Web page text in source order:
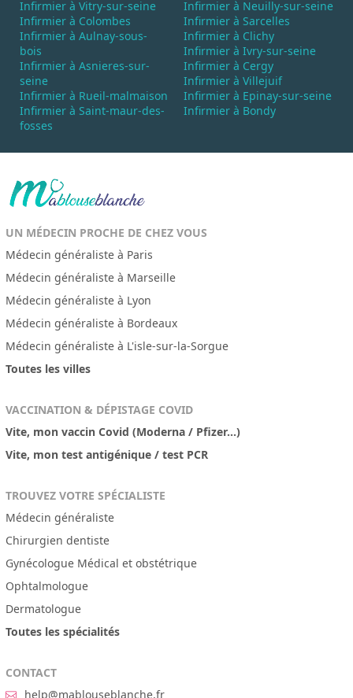
Infirmier à Vitry-sur-seine
Infirmier à Colombes
Infirmier à Aulnay-sous-
bois
Infirmier à Asnieres-sur-
seine
Infirmier à Rueil-malmaison
Infirmier à Saint-maur-des-
fosses
Infirmier à Neuilly-sur-seine
Infirmier à Sarcelles
Infirmier à Clichy
Infirmier à Ivry-sur-seine
Infirmier à Cergy
Infirmier à Villejuif
Infirmier à Epinay-sur-seine
Infirmier à Bondy
UN MÉDECIN PROCHE DE CHEZ VOUS
Médecin généraliste à Paris
Médecin généraliste à Marseille
Médecin généraliste à Lyon
Médecin généraliste à Bordeaux
Médecin généraliste à L'isle-sur-la-Sorgue
Toutes les villes
VACCINATION & DÉPISTAGE COVID
Vite, mon vaccin Covid (Moderna / Pfizer...)
Vite, mon test antigénique / test PCR
TROUVEZ VOTRE SPÉCIALISTE
Médecin généraliste
Chirurgien dentiste
Gynécologue Médical et obstétrique
Ophtalmologue
Dermatologue
Toutes les spécialités
CONTACT
help@mablouseblanche.fr